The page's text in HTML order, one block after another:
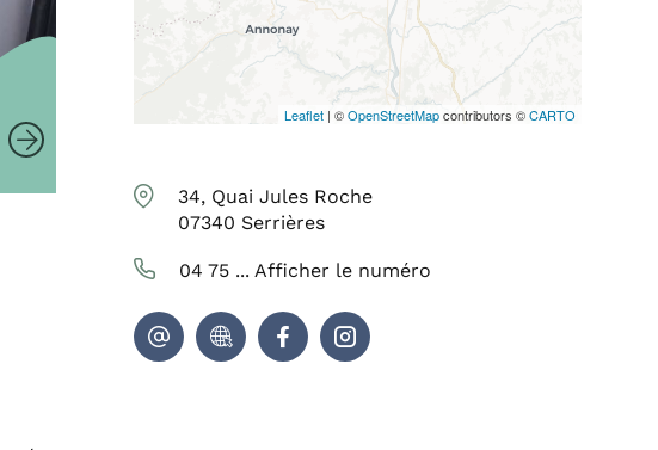
Leaflet | ©OpenStreetMapcontributors ©CARTO
34, Quai Jules Roche
07340 Serrières
04 75 ... Afficher le numéro